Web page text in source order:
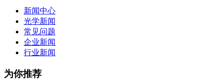
新闻中心
光学新闻
常见问题
企业新闻
行业新闻
为你推荐